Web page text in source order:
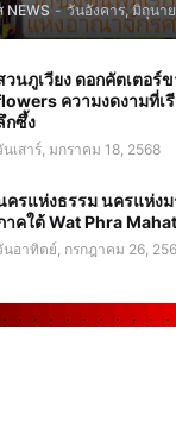
NEWS - วันอังคาร, มิถุนา
วนภูเวียง ดอกคัตเตอร์
ความงดงามที่เ
กซึ้ง
นเสาร์, มกราคม 18, 2568
ครแห่งธรรม นครแห่ง
าคใต้ Wat Phra
นอาทิตย์, กรกฎาคม 26,
. . . . . . . . . . .